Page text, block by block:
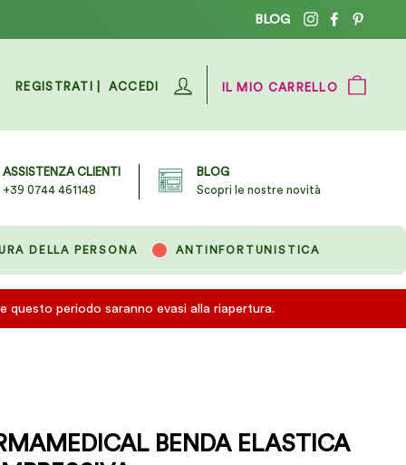
BLOG InstagramFacebook
ACCEDI
REGISTRATI | ACCEDI IL MIO CARRELLO
ASSISTENZA CLIENTI
+39 0744 461148
BLOG
Scopri le nostre novità
DELLA PERSONA ANTINFORTUNISTICA
questo periodo saranno evasi alla riapertura.
BENDA ELASTICA